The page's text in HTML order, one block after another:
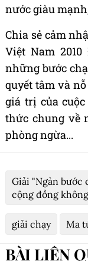
nước giàu
Chia sẻ cảm
Việt Nam
những bước
quyết tâm và
giá trị của
thức chung về
phòng ngừa...
Giải "Ngàn bước
cộng đồng
giải chạy Ma
BÀI LIÊN